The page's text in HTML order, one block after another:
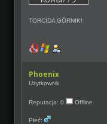
TORCIDA GÓRNIK!
Phoenix
Użytkownik
Reputacja: 0 Offline
Płeć: